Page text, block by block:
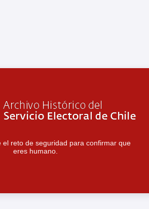
el reto de seguridad para confirmar que
eres humano.